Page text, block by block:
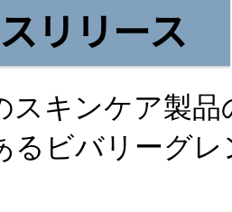
リリース
スキンケア製
るビバリーグ